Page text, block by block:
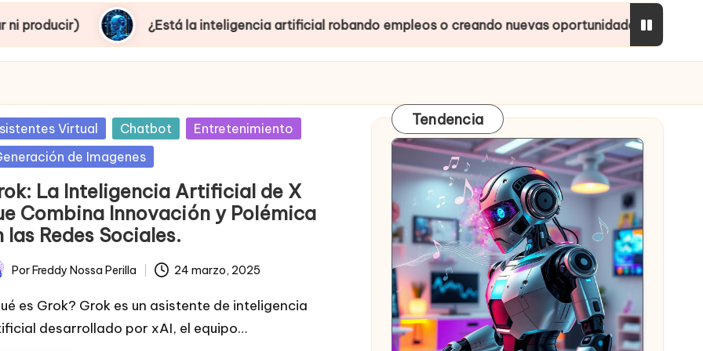
¿Está la inteligencia artificial robando empleos o creando nuevas oportunidades?
Virtual Chatbot
Entretenimiento
de Imagenes
La Inteligencia Artificial de X
Combina Innovación y Polémica
las Redes Sociales.
PorFreddy Nossa Perilla 24 marzo, 2025
es Grok? Grok es un asistente de inteligencia
desarrollado por xAI, el equipo…
Tendencia